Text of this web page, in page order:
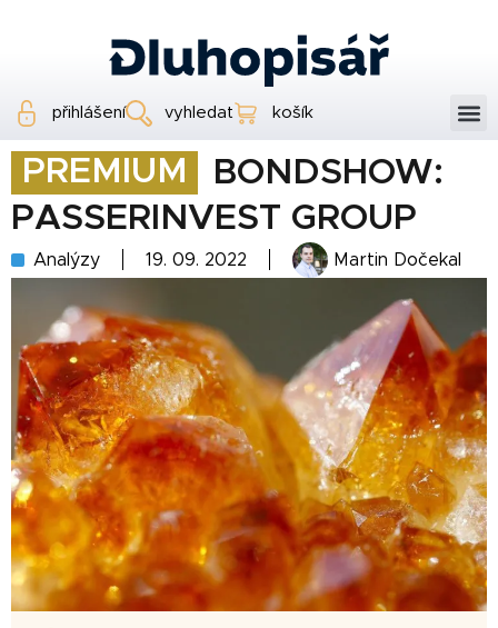
přihlášení vyhledat košík
PREMIUM
BONDSHOW:
PASSERINVEST GROUP
Analýzy 19. 09. 2022 Martin Dočekal